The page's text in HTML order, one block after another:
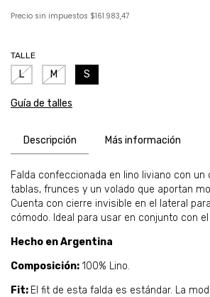
Precio sin impuestos $161.983,47
TALLE
L M S
Guía de talles
Descripción Más información
Falda confeccionada en lino liviano con un
tablas, frunces y un volado que aportan
Cuenta con cierre invisible en el lateral
cómodo. Ideal para usar en conjunto con el
Hecho en Argentina
Composición: 100% Lino.
Fit: El fit de esta falda es estándar. La